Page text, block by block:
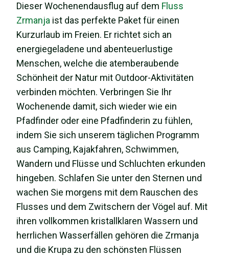
Dieser Wochenendausflug auf dem Fluss
Zrmanja ist das perfekte Paket für einen
Kurzurlaub im Freien. Er richtet sich an
energiegeladene und abenteuerlustige
Menschen, welche die atemberaubende
Schönheit der Natur mit Outdoor-Aktivitäten
verbinden möchten. Verbringen Sie Ihr
Wochenende damit, sich wieder wie ein
Pfadfinder oder eine Pfadfinderin zu fühlen,
indem Sie sich unserem täglichen Programm
aus Camping, Kajakfahren, Schwimmen,
Wandern und Flüsse und Schluchten erkunden
hingeben. Schlafen Sie unter den Sternen und
wachen Sie morgens mit dem Rauschen des
Flusses und dem Zwitschern der Vögel auf. Mit
ihren vollkommen kristallklaren Wassern und
herrlichen Wasserfällen gehören die Zrmanja
und die Krupa zu den schönsten Flüssen